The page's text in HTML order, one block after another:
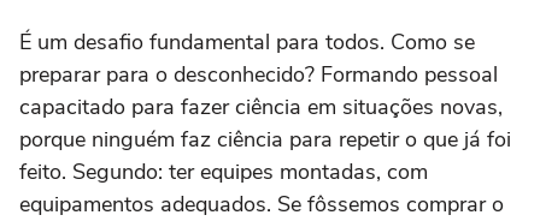
É um desafio fundamental para todos. Como se
preparar para o desconhecido? Formando pessoal
capacitado para fazer ciência em situações novas,
porque ninguém faz ciência para repetir o que já foi
feito. Segundo: ter equipes montadas, com
equipamentos adequados. Se fôssemos comprar o